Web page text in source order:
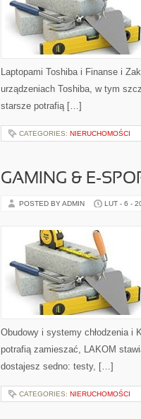
Laptopami Toshiba i Finanse i
urządzeniach Toshiba, w tym
starsze potrafią […]
CATEGORIES: NIERUCHOMOŚCI
GAMING & E-
POSTED BY ADMIN LUT - 6 -
Obudowy i systemy chłodzenia i
potrafią zamieszać, LAKOM
dostajesz sedno: testy, […]
CATEGORIES: NIERUCHOMOŚCI